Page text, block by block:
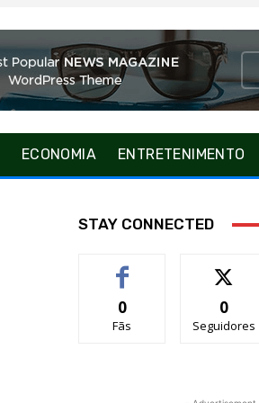
ECONOMIA ENTRETENIMENTO
STAY CONNECTED
0
Fãs
0
Seguidores